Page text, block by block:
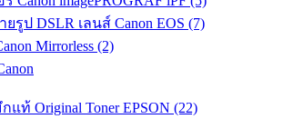
ยรูป DSLR เลนส์ Canon EOS (7)
Mirrorless (2)
แท้ Original Toner EPSON (22)